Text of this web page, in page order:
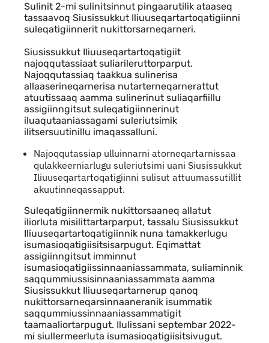
Sulinit 2-mi sulinitsinnut pingaarutilik ataaseq
tassaavoq Siusissukkut Iliuuseqartartoqatigiinni
suleqatigiinnerit nukittorsarneqarneri.
Siusissukkut Iliuuseqartartoqatigiit
najoqqutassiaat suliarileruttorparput.
Najoqqutassiaq taakkua sulinerisa
allaaserineqarnerisa nutarterneqarnerattut
atuutissaaq aamma sulinerinut suliaqarfiillu
assigiinngitsut suleqatigiinnerinut
iluaqutaaniassagami suleriutsimik
ilitsersuutinillu imaqassalluni.
Najoqqutassiap ulluinnarni atorneqartarnissaa
qulakkeerniarlugu suleriutsimi uani Siusissukkut
Iliuuseqartartoqatigiinni sulisut attuumassutillit
akuutinneqassapput.
Suleqatigiinnermik nukittorsaaneq allatut
iliorluta misilittartarparput, tassalu Siusissukkut
Iliuuseqartartoqatigiinnik nuna tamakkerlugu
isumasioqatigiisitsisarpugut. Eqimattat
assigiinngitsut imminnut
isumasioqatigiissinnaaniassammata, suliaminnik
saqqummiussisinnaaniassammata aamma
Siusissukkut Iliuuseqartarnerup qanoq
nukittorsarneqarsinnaaneranik isummatik
saqqummiussinnaaniassammatigit
taamaaliortarpugut. Ilulissani septembar 2022-
mi siullermeerluta isumasioqatigiisitsivugut.